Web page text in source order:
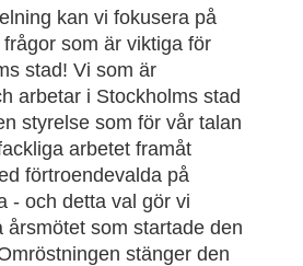
kan vi fokusera på
som är viktiga för
stad! Vi som är
arbetar i Stockholms stad
styrelse som för vår talan
arbetet framåt
förtroendevalda på
- och detta val gör vi
årsmötet som startade den
stänger den